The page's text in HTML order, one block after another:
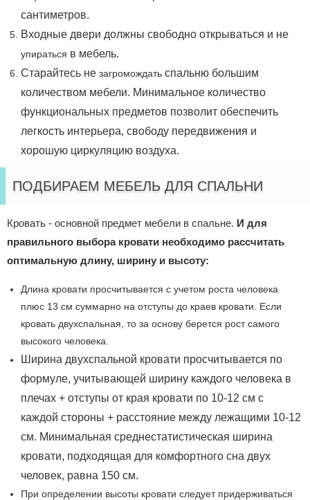
сантиметров.
Входные двери должны свободно открываться и не
упираться в мебель.
Старайтесь не загромождать спальню большим
количеством мебели. Минимальное количество
функциональных предметов позволит обеспечить
легкость интерьера, свободу передвижения и
хорошую циркуляцию воздуха.
ПОДБИРАЕМ МЕБЕЛЬ ДЛЯ СПАЛЬНИ
Кровать - основной предмет мебели в спальне. И для
правильного выбора кровати необходимо рассчитать
оптимальную длину, ширину и высоту:
Длина кровати просчитывается с учетом роста человека
плюс 13 см суммарно на отступы до краев кровати. Если
кровать двухспальная, то за основу берется рост самого
высокого человека.
Ширина двухспальной кровати просчитывается по
формуле, учитывающей ширину каждого человека в
плечах + отступы от края кровати по 10-12 см с
каждой стороны + расстояние между лежащими 10-12
см. Минимальная среднестатистическая ширина
кровати, подходящая для комфортного сна двух
человек, равна 150 см.
При определении высоты кровати следует придерживаться